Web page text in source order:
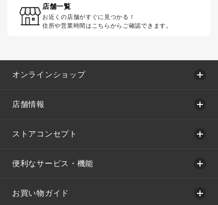
店舗一覧
お近くの店舗がすぐに見つかる！
住所や営業時間はこちらからご確認できます。
オンラインショップ
店舗情報
ストアコンセプト
便利なサービス・機能
お買い物ガイド